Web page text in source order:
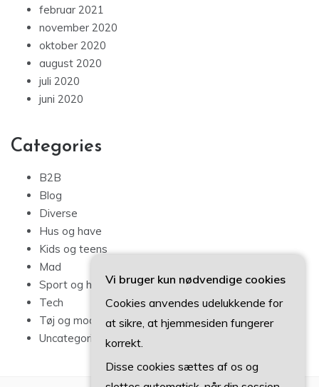
februar 2021
november 2020
oktober 2020
august 2020
juli 2020
juni 2020
Categories
B2B
Blog
Diverse
Hus og have
Kids og teens
Mad
Sport og hobby
Tech
Tøj og mode
Uncategorized
Vi bruger kun nødvendige cookies
Cookies anvendes udelukkende for
at sikre, at hjemmesiden fungerer
korrekt.
Disse cookies sættes af os og